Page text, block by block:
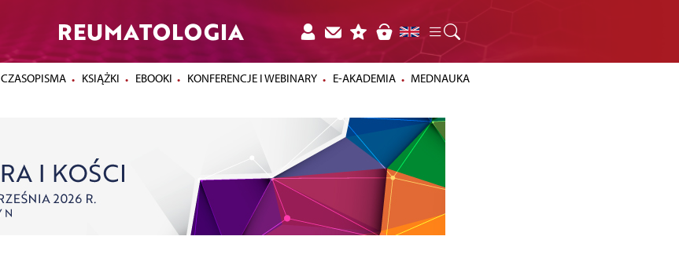
REUMATOLOGIA
CZASOPISMA KSIĄŻKI EBOOKI KONFERENCJE I WEBINARY E-AKADEMIA MEDNAUKA